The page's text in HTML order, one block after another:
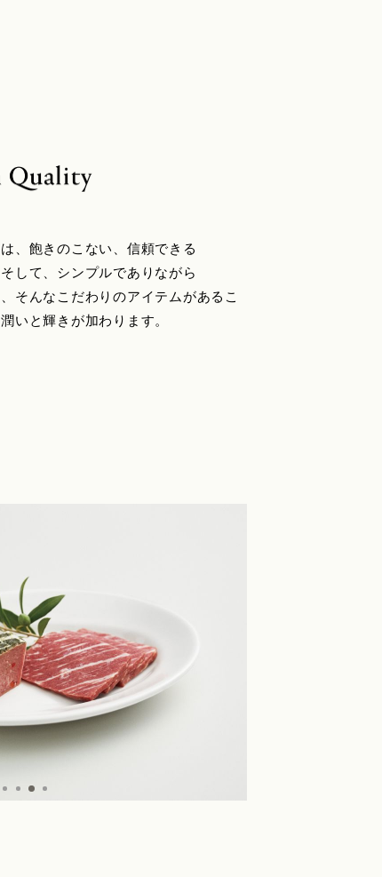
、飽きのこない、信頼できる
して、シンプルでありながら
そんなこだわりのアイテムがあるこ
いと輝きが加わります。